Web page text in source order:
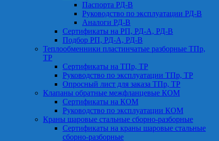
Паспорта РД-В
Руководство по эксплуатации РД-В
Аналоги РД-В
Сертификаты на РП, РД-А, РД-В
Подбор РП, РД-А, РД-В
Теплообменники пластинчатые разборные ТПр,
ТР
Сертификаты на ТПр, ТР
Руководство по эксплуатации ТПр, ТР
Опросный лист для заказа ТПр, ТР
Клапаны обратные межфланцевые КОМ
Сертификаты на КОМ
Руководство по эксплуатации КОМ
Краны шаровые стальные сборно-разборные
Сертификаты на краны шаровые стальные
сборно-разборные